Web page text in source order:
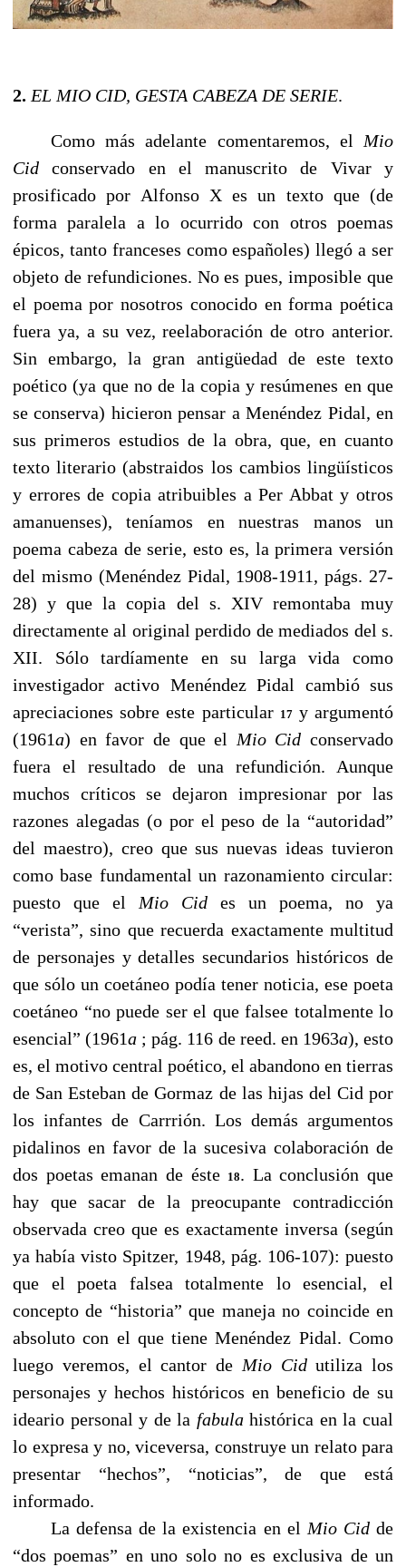
2. EL MIO CID, GESTA CABEZA DE SERIE.
Como más adelante comentaremos, el Mio
Cidconservado en el manuscrito de Vivar y
prosificado por Alfonso X es un texto que (de
forma paralela a lo ocurrido con otros poemas
épicos, tanto franceses como españoles) llegó a ser
objeto de refundiciones. No es pues, imposible que
el poema por nosotros conocido en forma poética
fuera ya, a su vez, reelaboración de otro anterior.
Sin embargo, la gran antigüedad de este texto
poético (ya que no de la copia y resúmenes en que
se conserva) hicieron pensar a Menéndez Pidal, en
sus primeros estudios de la obra, que, en cuanto
texto literario (abstraidos los cambios lingüísticos
y errores de copia atribuibles a Per Abbat y otros
amanuenses), teníamos en nuestras manos un
poema cabeza de serie, esto es, la primera versión
del mismo (Menéndez Pidal, 1908-1911, págs. 27-
28) y que la copia del s. XIV remontaba muy
directamente al original perdido de mediados del s.
XII. Sólo tardíamente en su larga vida como
investigador activo Menéndez Pidal cambió sus
apreciaciones sobre este particular 17y argumentó
(1961a) en favor de que el Mio Cid conservado
fuera el resultado de una refundición. Aunque
muchos críticos se dejaron impresionar por las
razones alegadas (o por el peso de la “autoridad”
del maestro), creo que sus nuevas ideas tuvieron
como base fundamental un razonamiento circular:
puesto que el Mio Cid es un poema, no ya
“verista”, sino que recuerda exactamente multitud
de personajes y detalles secundarios históricos de
que sólo un coetáneo podía tener noticia, ese poeta
coetáneo “no puede ser el que falsee totalmente lo
esencial” (1961a ; pág. 116 de reed. en 1963a), esto
es, el motivo central poético, el abandono en tierras
de San Esteban de Gormaz de las hijas del Cid por
los infantes de Carrrión. Los demás argumentos
pidalinos en favor de la sucesiva colaboración de
dos poetas emanan de éste 18. La conclusión que
hay que sacar de la preocupante contradicción
observada creo que es exactamente inversa (según
ya había visto Spitzer, 1948, pág. 106-107): puesto
que el poeta falsea totalmente lo esencial, el
concepto de “historia” que maneja no coincide en
absoluto con el que tiene Menéndez Pidal. Como
luego veremos, el cantor de Mio Cidutiliza los
personajes y hechos históricos en beneficio de su
ideario personal y de la fabulahistórica en la cual
lo expresa y no, viceversa, construye un relato para
presentar “hechos”, “noticias”, de que está
informado.
La defensa de la existencia en el Mio Cidde
“dos poemas” en uno solo no es exclusiva de un